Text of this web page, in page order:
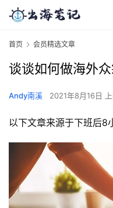
首页 会员精选文章
谈谈如何做海外
Andy南溪 2021年8月16日
以下文章来源于下班后8